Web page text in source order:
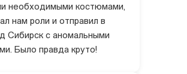
необходимыми костюмами,
нам роли и отправил в
Сибирск с аномальными
Было правда круто!